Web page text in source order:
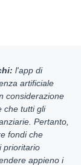
l'app di
artificiale
considerazione
che tutti gli
Pertanto,
fondi che
prioritario
appieno i